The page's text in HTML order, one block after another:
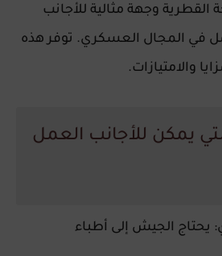
القطرية وجهة مثالية للأجانب
في المجال العسكري. توفر هذه
والامتيازات.
يمكن للأجانب العمل
: يحتاج الجيش إلى أطباء